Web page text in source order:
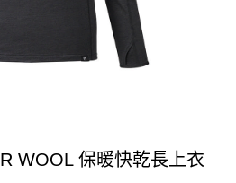
WOOL 保暖快乾長上衣